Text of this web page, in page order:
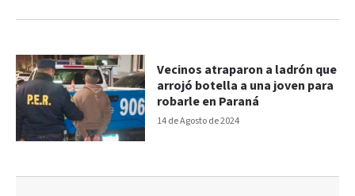
14 de Agosto de 2024
Vecinos atraparon a ladrón que
arrojó botella a una joven para
robarle en Paraná